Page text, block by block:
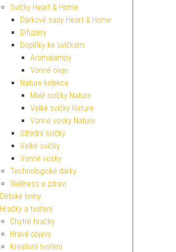
Svíčky Heart & Home
Dárkové sady Heart & Home
Difuzéry
Doplňky ke svíčkám
Aromalampy
Vonné oleje
Nature kolekce
Malé svíčky Nature
Velké svíčky Nature
Vonné vosky Nature
Střední svíčky
Velké svíčky
Vonné vosky
Technologické dárky
Wellness a zdraví
Dětské knihy
Hračky a tvoření
Chytré hračky
Hravé objevy
Kreativní tvoření